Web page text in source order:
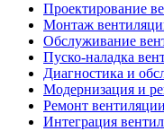
Проектирование
Монтаж
Обслуживание
Пуско-наладка
Диагностика и
Модернизация и
Ремонт вентиляции
Интеграция